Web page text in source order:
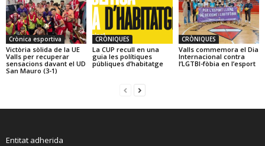
Crònica esportiva
Victòria sòlida de la UE
Valls per recuperar
sensacions davant el UD
San Mauro (3-1)
CRÒNIQUES
La CUP recull en una
guia les polítiques
públiques d’habitatge
CRÒNIQUES
Valls commemora el Dia
Internacional contra
l’LGTBI-fòbia en l’esport
Entitat adherida